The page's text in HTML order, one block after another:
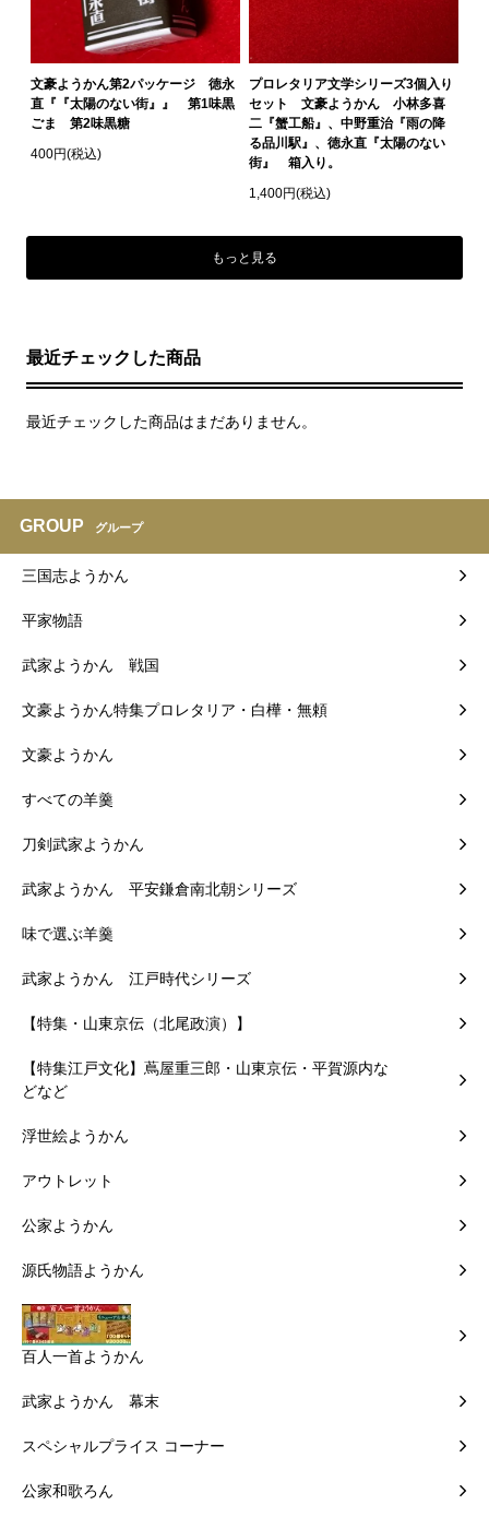
文豪ようかん第2パッケージ 徳永
直『『太陽のない街』』 第1味黒
ごま 第2味黒糖
400円(税込)
プロレタリア文学シリーズ3個入り
セット 文豪ようかん 小林多喜
二『蟹工船』、中野重治『雨の降
る品川駅』、徳永直『太陽のない
街』 箱入り。
1,400円(税込)
もっと見る
最近チェックした商品
最近チェックした商品はまだありません。
GROUP グループ
三国志ようかん
平家物語
武家ようかん 戦国
文豪ようかん特集プロレタリア・白樺・無頼
文豪ようかん
すべての羊羹
刀剣武家ようかん
武家ようかん 平安鎌倉南北朝シリーズ
味で選ぶ羊羹
武家ようかん 江戸時代シリーズ
【特集・山東京伝（北尾政演）】
【特集江戸文化】蔦屋重三郎・山東京伝・平賀源内な
どなど
浮世絵ようかん
アウトレット
公家ようかん
源氏物語ようかん
百人一首ようかん
武家ようかん 幕末
スペシャルプライス コーナー
公家和歌ろん